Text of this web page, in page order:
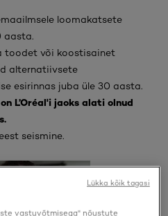
loomakatsete
aasta.
toodet või koostisainet
alternatiivsete
esirinnas juba üle 30 aasta.
L’Oréal'i jaoks alati olnud
seismine.
vastuvõtmisega" nõustute
Lükka kõik tagasi